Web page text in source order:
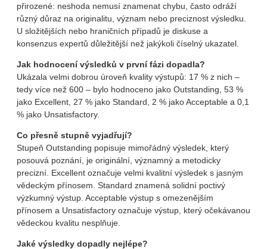
přirozené: neshoda nemusí znamenat chybu, často odráží
různý důraz na originalitu, význam nebo preciznost výsledku.
U složitějších nebo hraničních případů je diskuse a
konsenzus expertů důležitější než jakýkoli číselný ukazatel.
Jak hodnocení výsledků v první fázi dopadla?
Ukázala velmi dobrou úroveň kvality výstupů: 17 % z nich –
tedy více než 600 – bylo hodnoceno jako Outstanding, 53 %
jako Excellent, 27 % jako Standard, 2 % jako Acceptable a 0,1
% jako Unsatisfactory.
Co přesně stupně vyjadřují?
Stupeň Outstanding popisuje mimořádný výsledek, který
posouvá poznání, je originální, významný a metodicky
precizní. Excellent označuje velmi kvalitní výsledek s jasným
vědeckým přínosem. Standard znamená solidní poctivý
výzkumný výstup. Acceptable výstup s omezenějším
přínosem a Unsatisfactory označuje výstup, který očekávanou
vědeckou kvalitu nesplňuje.
Jaké výsledky dopadly nejlépe?